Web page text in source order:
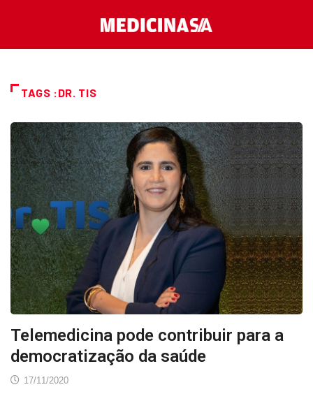
TAGS :DR. TIS
Telemedicina pode contribuir para a
democratização da saúde
17/11/2020